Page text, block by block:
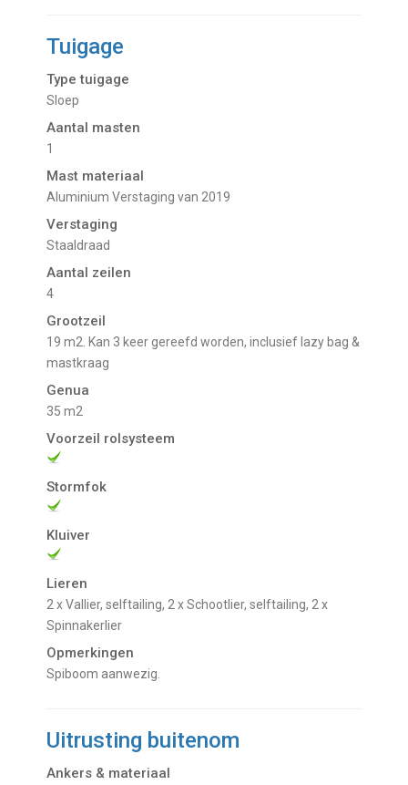
Tuigage
Type tuigage
Sloep
Aantal masten
1
Mast materiaal
Aluminium Verstaging van 2019
Verstaging
Staaldraad
Aantal zeilen
4
Grootzeil
19 m2. Kan 3 keer gereefd worden, inclusief lazy bag &
mastkraag
Genua
35 m2
Voorzeil rolsysteem
Stormfok
Kluiver
Lieren
2 x Vallier, selftailing, 2 x Schootlier, selftailing, 2 x
Spinnakerlier
Opmerkingen
Spiboom aanwezig.
Uitrusting buitenom
Ankers & materiaal